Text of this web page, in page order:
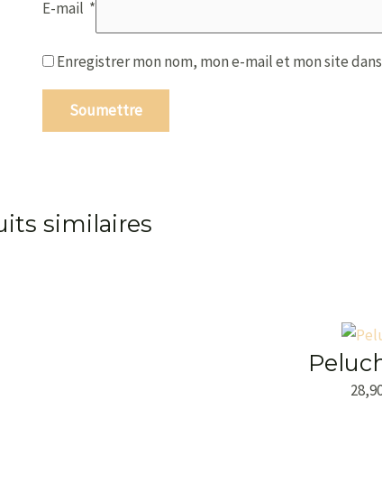
E-mail *
Enregistrer mon nom, mon e-mail et mon site
similaires